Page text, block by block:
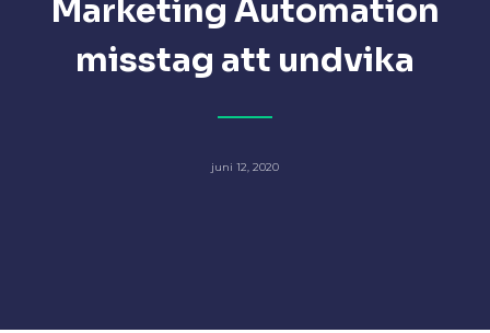
Marketing Automation
misstag att undvika
juni 12, 2020